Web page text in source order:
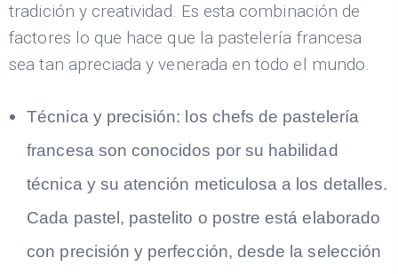
tradición y creatividad. Es esta combinación de
factores lo que hace que la pastelería francesa
sea tan apreciada y venerada en todo el mundo.
Técnica y precisión: los chefs de pastelería
francesa son conocidos por su habilidad
técnica y su atención meticulosa a los detalles.
Cada pastel, pastelito o postre está elaborado
con precisión y perfección, desde la selección